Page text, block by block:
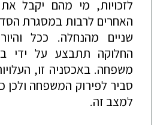
לזכויות, מי מהם יקבל
האחרים לרבות במסגרת
שניים מהנחלה. ככל
החלוקה תתבצע על ידי
משפחה. באכסניה זו,
סביר לפירוק המשפחה ולכן
למצב זה.